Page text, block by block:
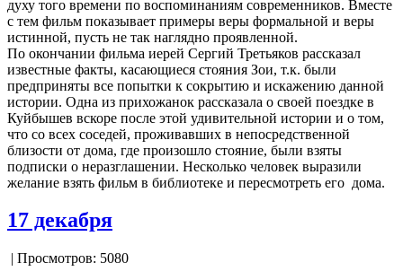
духу того времени по воспоминаниям современников. Вместе
с тем фильм показывает примеры веры формальной и веры
истинной, пусть не так наглядно проявленной.
По окончании фильма иерей Сергий Третьяков рассказал
известные факты, касающиеся стояния Зои, т.к. были
предприняты все попытки к сокрытию и искажению данной
истории. Одна из прихожанок рассказала о своей поездке в
Куйбышев вскоре после этой удивительной истории и о том,
что со всех соседей, проживавших в непосредственной
близости от дома, где произошло стояние, были взяты
подписки о неразглашении. Несколько человек выразили
желание взять фильм в библиотеке и пересмотреть его дома.
17 декабря
| Просмотров: 5080